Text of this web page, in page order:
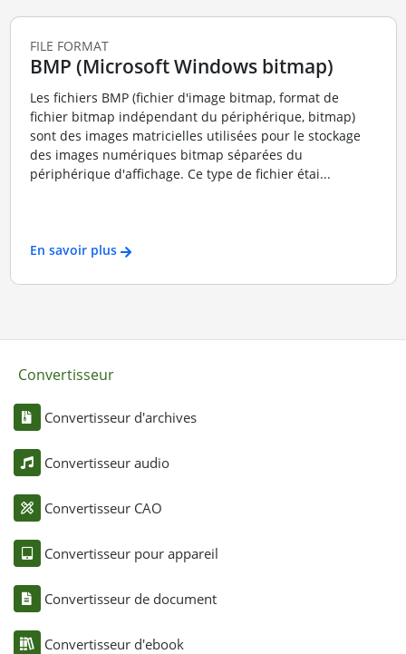
FILE FORMAT
BMP (Microsoft Windows bitmap)
Les fichiers BMP (fichier d'image bitmap, format de
fichier bitmap indépendant du périphérique, bitmap)
sont des images matricielles utilisées pour le stockage
des images numériques bitmap séparées du
périphérique d'affichage. Ce type de fichier étai...
En savoir plus
Convertisseur
Convertisseur d'archives
Convertisseur audio
Convertisseur CAO
Convertisseur pour appareil
Convertisseur de document
Convertisseur d'ebook